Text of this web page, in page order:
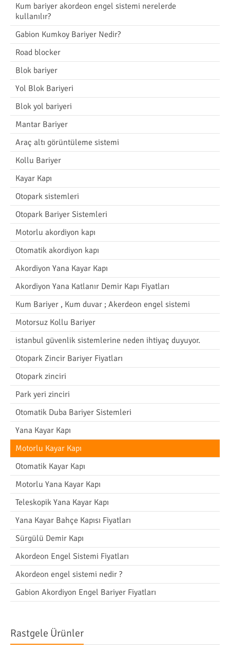
Kum bariyer akordeon engel sistemi nerelerde
kullanılır?
Gabion Kumkoy Bariyer Nedir?
Road blocker
Blok bariyer
Yol Blok Bariyeri
Blok yol bariyeri
Mantar Bariyer
Araç altı görüntüleme sistemi
Kollu Bariyer
Kayar Kapı
Otopark sistemleri
Otopark Bariyer Sistemleri
Motorlu akordiyon kapı
Otomatik akordiyon kapı
Akordiyon Yana Kayar Kapı
Akordiyon Yana Katlanır Demir Kapı Fiyatları
Kum Bariyer , Kum duvar ; Akerdeon engel sistemi
Motorsuz Kollu Bariyer
istanbul güvenlik sistemlerine neden ihtiyaç duyuyor.
Otopark Zincir Bariyer Fiyatları
Otopark zinciri
Park yeri zinciri
Otomatik Duba Bariyer Sistemleri
Yana Kayar Kapı
Motorlu Kayar Kapı
Otomatik Kayar Kapı
Motorlu Yana Kayar Kapı
Teleskopik Yana Kayar Kapı
Yana Kayar Bahçe Kapısı Fiyatları
Sürgülü Demir Kapı
Akordeon Engel Sistemi Fiyatları
Akordeon engel sistemi nedir ?
Gabion Akordiyon Engel Bariyer Fiyatları
Rastgele Ürünler